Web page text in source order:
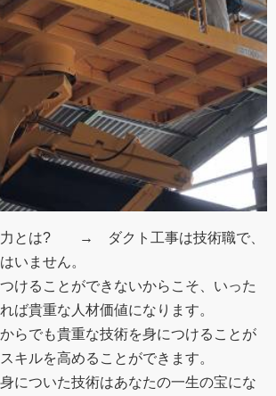
とは? → ダクト工事は技術職で、
いません。
けることができないからこそ、いった
ば貴重な人材価値になります。
らでも貴重な技術を身につけることが
キルを高めることができます。
についた技術はあなたの一生の宝にな